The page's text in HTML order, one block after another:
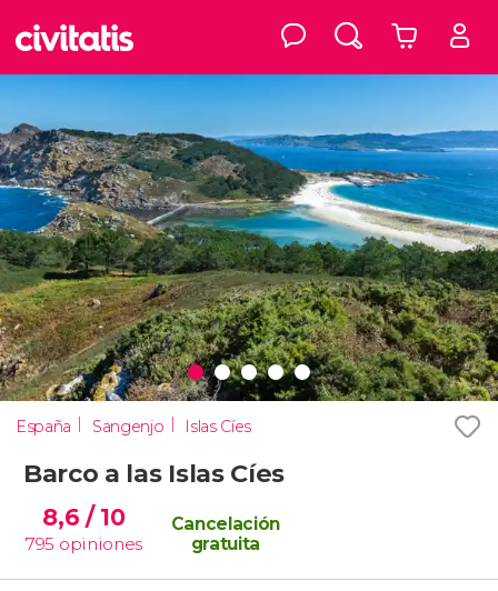
España Sangenjo Islas Cíes
Barco a las Islas Cíes
8,6/ 10
795 opiniones
Cancelación
gratuita